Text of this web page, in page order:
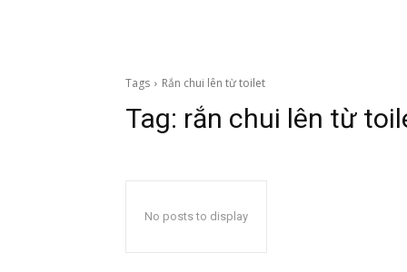
Tags Rắn chui lên từ toilet
Tag: rắn chui lên từ
No posts to display